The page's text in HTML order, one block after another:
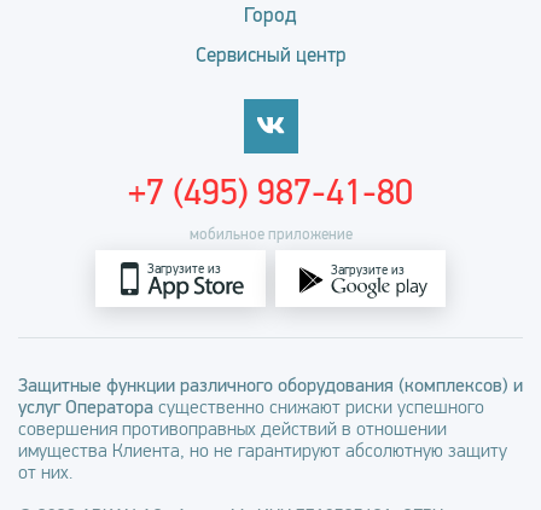
Город
Сервисный центр
мобильное приложение
Загрузите из Загрузите из
+7 (495) 987-41-80
Защитные функции различного оборудования (комплексов) и
услуг Оператора существенно снижают риски успешного
совершения противоправных действий в отношении
имущества Клиента, но не гарантируют абсолютную защиту
от них.